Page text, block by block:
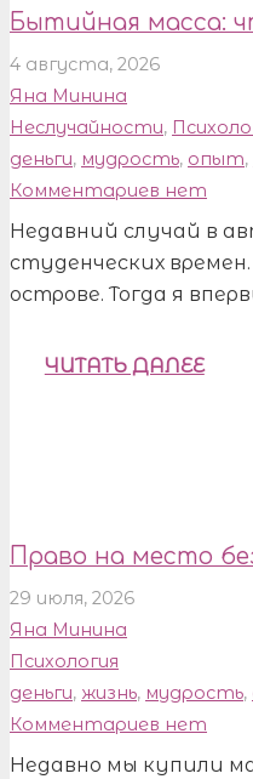
Бытийная масса:
4 августа, 2026
Яна Минина
Неслучайности,
деньги, мудрость, опыт,
Комментариев нет
Недавний случай в
студенческих
острове. Тогда я
ЧИТАТЬ ДАЛЕЕ
Право на место
29 июля, 2026
Яна Минина
Психология
деньги, жизнь, мудрость,
Комментариев нет
Недавно мы купили